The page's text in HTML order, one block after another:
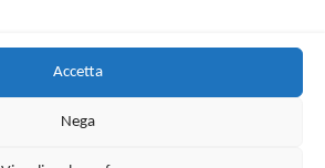
Accetta
Nega